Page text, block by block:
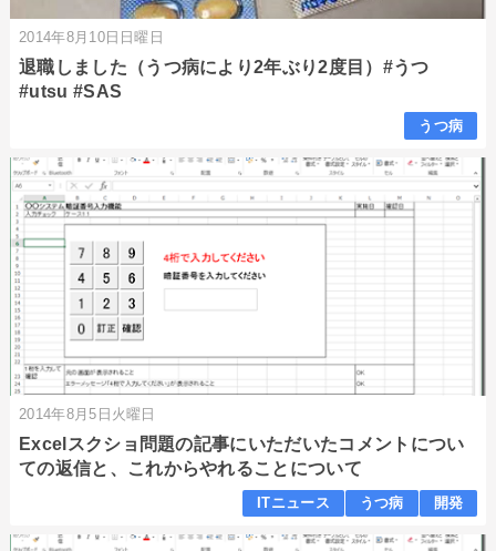
2014年8月10日日曜日
退職しました（うつ病により2年ぶり2度目）#うつ
#utsu #SAS
うつ病
2014年8月5日火曜日
Excelスクショ問題の記事にいただいたコメントについ
ての返信と、これからやれることについて
ITニュース うつ病 開発